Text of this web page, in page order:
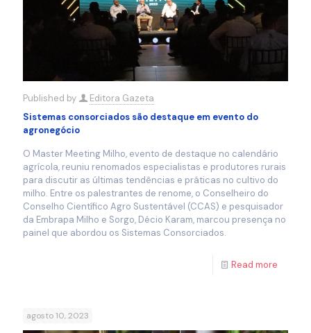
Published by
Editora Gazeta
Sistemas consorciados são destaque em evento do
agronegócio
O Master Meeting Milho, evento de destaque no calendário
agrícola, reuniu renomados especialistas e produtores rurais
para discutir as últimas tendências e práticas no cultivo do
milho. Entre os palestrantes de renome, o Conselheiro do
Conselho Científico Agro Sustentável (CCAS) e pesquisador
da Embrapa Milho e Sorgo, Décio Karam, marcou presença no
painel que abordou os Sistemas Consorciados.
Read more
agosto 10, 2023